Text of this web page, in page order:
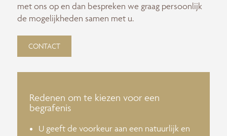
met ons op en dan bespreken we graag persoonlijk
de mogelijkheden samen met u.
CONTACT
Redenen om te kiezen voor een
begrafenis
U geeft de voorkeur aan een natuurlijk en